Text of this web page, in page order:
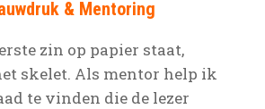
& Mentoring
zin op papier staat,
skelet. Als mentor help ik
te vinden die de lezer